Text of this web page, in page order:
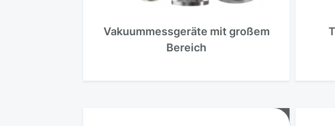
Vakuummessgeräte mit großem
Bereich